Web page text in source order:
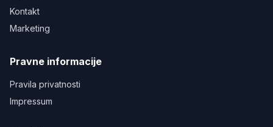
Kontakt
Marketing
Pravne informacije
Pravila privatnosti
Impressum